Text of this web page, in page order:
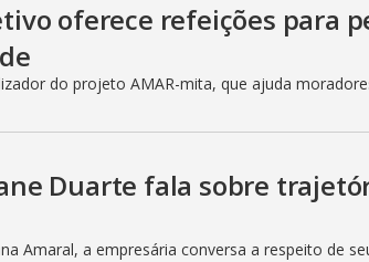
oferece refeições para
do projeto AMAR-mita, que ajuda
Duarte fala sobre
Amaral, a empresária conversa a respeito de